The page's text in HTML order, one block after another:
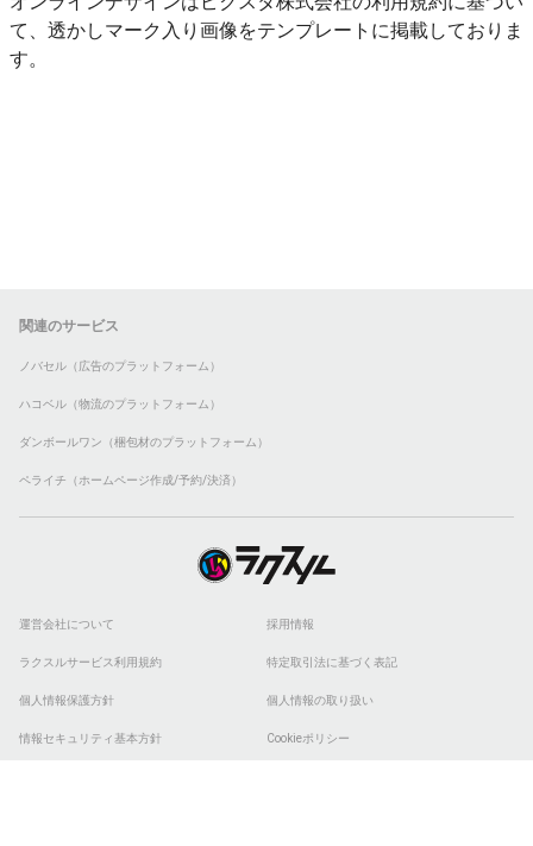
て、透かしマーク入り画像をテンプレートに掲載しておりま
す。
関連のサービス
ノバセル（広告のプラットフォーム）
ハコベル（物流のプラットフォーム）
ダンボールワン（梱包材のプラットフォーム）
ペライチ（ホームページ作成/予約/決済）
運営会社について 採用情報
ラクスルサービス利用規約 特定取引法に基づく表記
個人情報保護方針 個人情報の取り扱い
情報セキュリティ基本方針 Cookieポリシー